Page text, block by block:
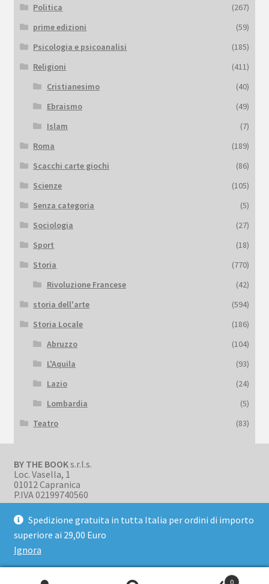
Spedizione gratuita in tutta Italia per ordini di importo
superiore ai 29,00 Euro
Ignora
Politica
(267)
prime edizioni
(59)
Psicologia e psicoanalisi
(185)
Religioni
(411)
Cristianesimo
(40)
Ebraismo
(49)
Islam
(7)
Roma
(189)
Scacchi carte giochi
(86)
Scienze
(105)
Senza categoria
(5)
Sociologia
(27)
Sport
(18)
Storia
(770)
Rivoluzione Francese
(42)
storia dell'arte
(594)
Storia Locale
(186)
Abruzzo
(104)
L'Aquila
(93)
Lazio
(24)
Lombardia
(5)
Teatro
(83)
BY THE BOOKs.r.l.s.
Loc. Vasella, 1
01012 Capranica
P.IVA 02199740560
© BookBark 2026
Privacy Policy
Realizzato con WooCommerce.
0